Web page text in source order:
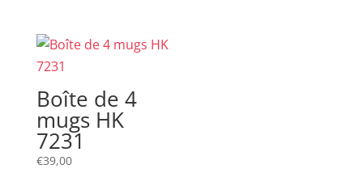
Boîte de 4
mugs HK
7231
€39,00